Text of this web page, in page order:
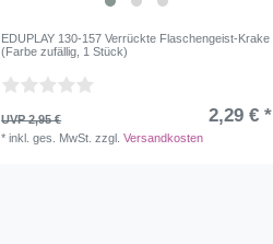
EDUPLAY 130-157 Verrückte Flaschengeist-Krake
(Farbe zufällig, 1 Stück)
UVP 2,95 € 2,29 € *
*inkl. ges. MwSt. zzgl.Versandkosten